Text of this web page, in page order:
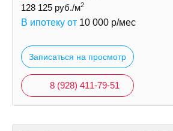
128 125 руб./м2
В ипотеку от 10 000 р/мес
Записаться на просмотр
8 (928) 411-79-51